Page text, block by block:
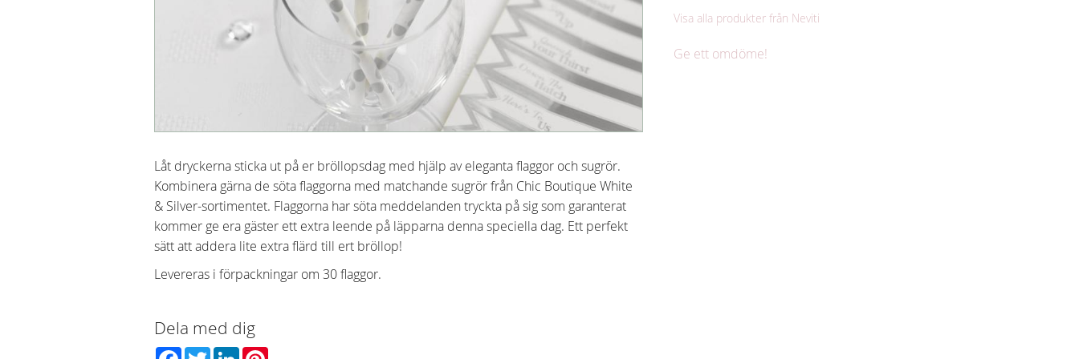
Visa alla produkter från Neviti
Ge ett omdöme!
Låt dryckerna sticka ut på er bröllopsdag med hjälp av eleganta flaggor och sugrör.
Kombinera gärna de söta flaggorna med matchande sugrör från Chic Boutique White
& Silver-sortimentet. Flaggorna har söta meddelanden tryckta på sig som garanterat
kommer ge era gäster ett extra leende på läpparna denna speciella dag. Ett perfekt
sätt att addera lite extra flärd till ert bröllop!
Levereras i förpackningar om 30 flaggor.
Dela med dig
Facebook
TwitterLinkedIn